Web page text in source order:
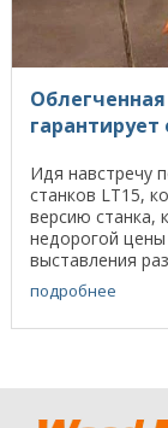
Идя навстречу
станков LT15,
версию станка,
недорогой
выставления
подробнее